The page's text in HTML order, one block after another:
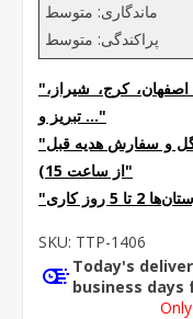
ماندگاری: متوسط
پراکندگی: متوسط
"ارسال به سراسر ایران: تهران، مشهد، اصفهان، کرج، شیراز،
تبریز و ..."
"سفارش امروز در تهران و کرج (سفارش‌گل و سفارش هدیه قبل
از ساعت 15)"
SKU: TTP-1406
Today's
business
Only